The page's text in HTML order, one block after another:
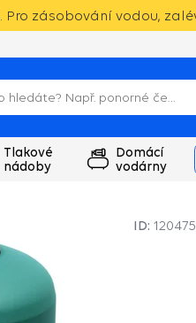
Pro zásobování vodou,
Tlakové
nádoby
Domácí
vodárny
ID: 120475